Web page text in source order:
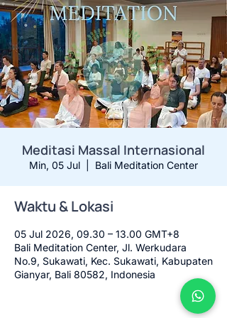
Meditasi Massal Internasional
Min, 05 Jul Bali Meditation Center
Waktu & Lokasi
05 Jul 2026, 09.30 – 13.00 GMT+8
Bali Meditation Center, Jl. Werkudara
No.9, Sukawati, Kec. Sukawati, Kabupaten
Gianyar, Bali 80582, Indonesia